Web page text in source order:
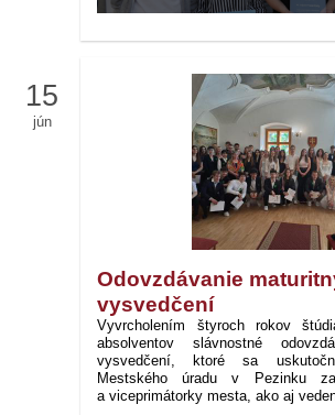
15
jún
Odovzdávanie
vysvedčení
Vyvrcholením štyroch rokov
absolventov slávnostné
vysvedčení, ktoré sa
Mestského úradu v Pezinku
a viceprimátorky mesta, ako aj